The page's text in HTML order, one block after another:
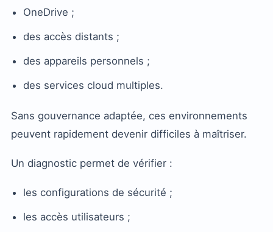
OneDrive ;
des accès distants ;
des appareils personnels ;
des services cloud multiples.
Sans gouvernance adaptée, ces environnements
peuvent rapidement devenir difficiles à maîtriser.
Un diagnostic permet de vérifier :
les configurations de sécurité ;
les accès utilisateurs ;